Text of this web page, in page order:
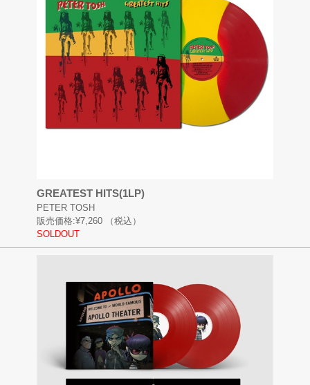
GREATEST HITS(1LP)
PETER TOSH
販売価格:¥7,260
（税込）
SOLDOUT